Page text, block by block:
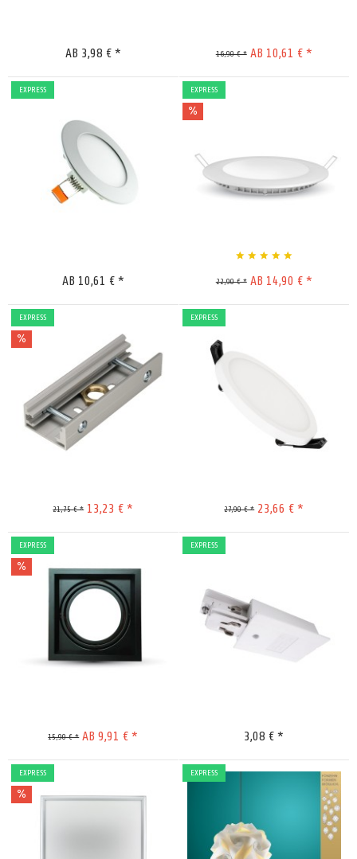
AB 3,98 € * 16,90 € * AB 10,61 € *
EXPRESS
AB 10,61 € *
EXPRESS
Merken
22,90 € * AB 14,90 € *
EXPRESS
Merken
21,75 € * 13,23 € *
EXPRESS
27,90 € * 23,66 € *
EXPRESS
15,90 € * AB 9,91 € *
EXPRESS
Merken
3,08 € *
EXPRESS EXPRESS